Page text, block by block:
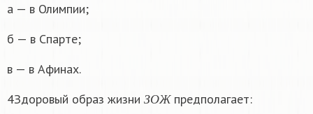
а — в Олимпии;
б — в Спарте;
в — в Афинах.
4Здоровый образ жизни
З ОЖ
З ОЖпредполагает: